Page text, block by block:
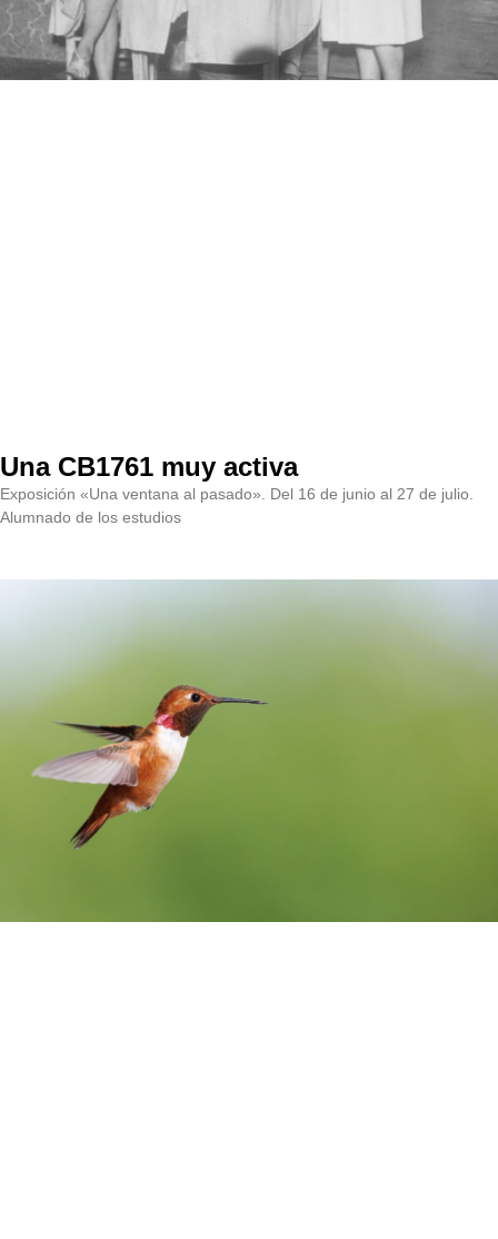
Una CB1761 muy activa
Exposición «Una ventana al pasado». Del 16 de junio al 27 de julio.
Alumnado de los estudios